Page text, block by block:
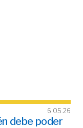
6.05.26
debe poder